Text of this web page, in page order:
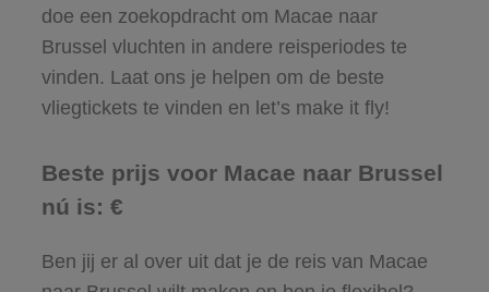
doe een zoekopdracht om Macae naar
Brussel vluchten in andere reisperiodes te
vinden. Laat ons je helpen om de beste
vliegtickets te vinden en let’s make it fly!
Beste prijs voor Macae naar Brussel
nú is: €
Ben jij er al over uit dat je de reis van Macae